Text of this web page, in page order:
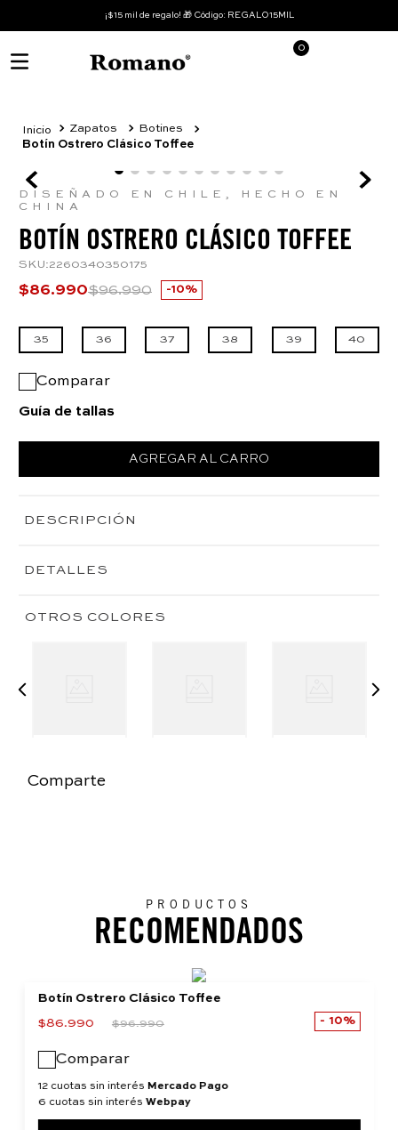
¡$15 mil de regalo! 🎁 Código: REGALO15MIL
0
Zapatos
Botines
Botín Ostrero Clásico Toffee
DISEÑADO EN CHILE, HECHO EN
CHINA
BOTÍN OSTRERO CLÁSICO TOFFEE
SKU:2260340350175
$86.990$96.990 10%
35 36 37 38 39 40
Comparar
Guía de tallas
AGREGAR AL CARRO
DESCRIPCIÓN
DETALLES
OTROS COLORES
Comparte
PRODUCTOS
RECOMENDADOS
Botín Ostrero Clásico Toffee
$86.990 $96.990 10%
Comparar
12 cuotas sin interés Mercado Pago
6 cuotas sin interés Webpay